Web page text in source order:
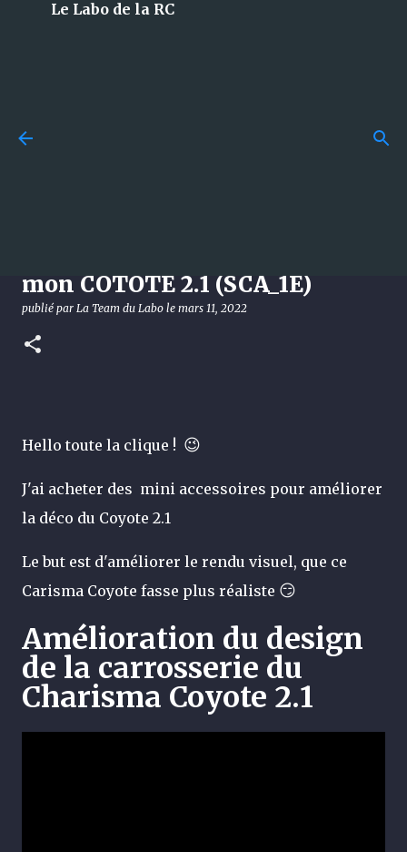
Le Labo de la RC
mon COTOTE 2.1 (SCA_1E)
publié par La Team du Labo le mars 11, 2022
Hello toute la clique ! 😉
J'ai acheter des mini accessoires pour améliorer
la déco du Coyote 2.1
Le but est d'améliorer le rendu visuel, que ce
Carisma Coyote fasse plus réaliste 😏
Amélioration du design
de la carrosserie du
Charisma Coyote 2.1